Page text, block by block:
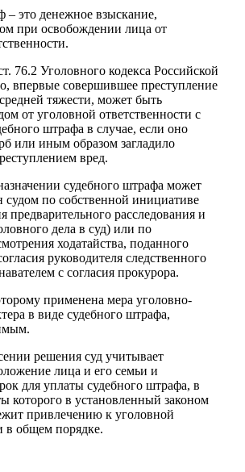
это денежное взыскание,
при освобождении лица от
Уголовного кодекса Российской
впервые совершившее преступление
тяжести, может быть
от уголовной ответственности с
штрафа в случае, если оно
или иным образом загладило
вред.
судебного штрафа может
судом по собственной инициативе
предварительного расследования и
дела в суд) или по
ходатайства, поданного
руководителя следственного
с согласия прокурора.
применена мера уголовно-
в виде судебного штрафа,
решения суд учитывает
лица и его семьи и
для уплаты судебного штрафа, в
которого в установленный законом
привлечению к уголовной
в общем порядке.